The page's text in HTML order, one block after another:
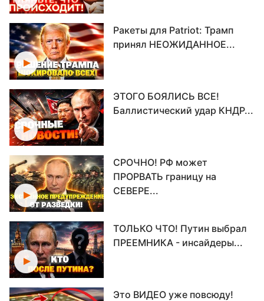
Ракеты для Patriot: Трамп
принял НЕОЖИДАННОЕ...
ЭТОГО БОЯЛИСЬ ВСЕ!
Баллистический удар КНДР...
СРОЧНО! РФ может
ПРОРВАТЬ границу на
СЕВЕРЕ...
ТОЛЬКО ЧТО! Путин выбрал
ПРЕЕМНИКА - инсайдеры...
Это ВИДЕО уже повсюду!